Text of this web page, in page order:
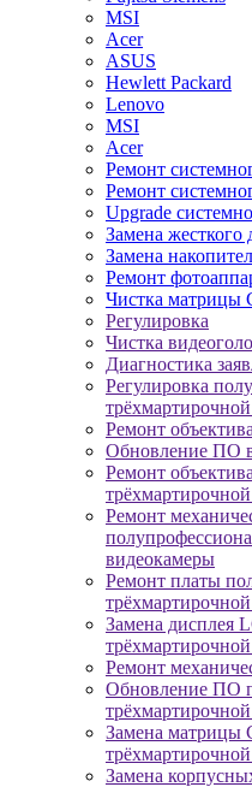
MSI
Acer
ASUS
Hewlett Packard
Lenovo
MSI
Acer
Ремонт
Ремонт
Upgrade
Замена жесткого
Замена
Ремонт
Чистка матрицы
Регулировка
Чистка
Диагностика
Регулировка
Ремонт
Обновление ПО
Ремонт
Ремонт
видеокамеры
Ремонт платы
Замена дисплея
Ремонт
Обновление ПО
Замена матрицы
Замена